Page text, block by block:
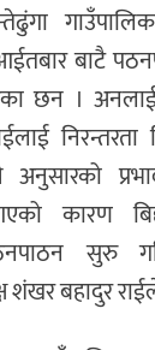
बाटै
छन ।
कारण
सुरु
शंखर बहादुर